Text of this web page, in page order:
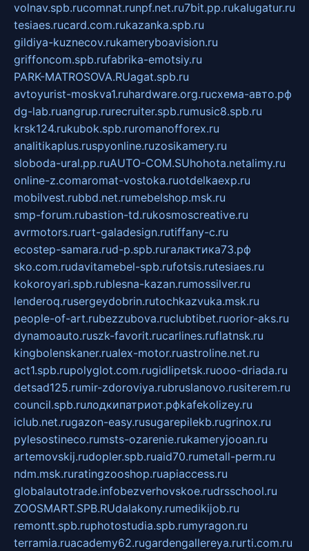
volnav.spb.rucomnat.runpf.net.ru7bit.pp.rukalugatur.ru
tesiaes.rucard.com.rukazanka.spb.ru
gildiya-kuznecov.rukameryboavision.ru
griffoncom.spb.rufabrika-emotsiy.ru
PARK-MATROSOVA.RUagat.spb.ru
avtoyurist-moskva1.ruhardware.org.ruсхема-авто.рф
dg-lab.ruangrup.rurecruiter.spb.rumusic8.spb.ru
krsk124.rukubok.spb.ruromanofforex.ru
analitikaplus.ruspyonline.ruzosikamery.ru
sloboda-ural.pp.ruAUTO-COM.SUhohota.netalimy.ru
online-z.comaromat-vostoka.ruotdelkaexp.ru
mobilvest.rubbd.net.rumebelshop.msk.ru
smp-forum.rubastion-td.rukosmoscreative.ru
avrmotors.ruart-galadesign.rutiffany-c.ru
ecostep-samara.rud-p.spb.ruгалактика73.рф
sko.com.rudavitamebel-spb.rufotsis.rutesiaes.ru
kokoroyari.spb.rublesna-kazan.rumossilver.ru
lenderoq.rusergeydobrin.rutochkazvuka.msk.ru
people-of-art.rubezzubova.ruclubtibet.ruorior-aks.ru
dynamoauto.ruszk-favorit.rucarlines.ruflatnsk.ru
kingbolenskaner.rualex-motor.ruastroline.net.ru
act1.spb.rupolyglot.com.rugidlipetsk.ruooo-driada.ru
detsad125.rumir-zdoroviya.rubruslanovo.rusiterem.ru
council.spb.ruлодкипатриот.рфkafekolizey.ru
iclub.net.rugazon-easy.rusugarepilekb.rugrinox.ru
pylesostineco.rumsts-ozarenie.rukameryjooan.ru
artemovskij.rudopler.spb.ruaid70.rumetall-perm.ru
ndm.msk.ruratingzooshop.ruapiaccess.ru
globalautotrade.infobezverhovskoe.rudrsschool.ru
ZOOSMART.SPB.RUdalakony.rumedikijob.ru
remontt.spb.ruphotostudia.spb.rumyragon.ru
terramia.ruacademy62.rugardengallereya.rurti.com.ru